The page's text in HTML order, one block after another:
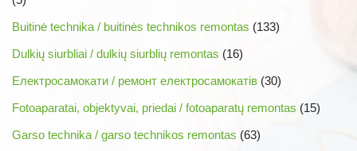
Buitinė technika / buitinės technikos remontas (133)
Dulkių siurbliai / dulkių siurblių remontas (16)
Електросамокати / ремонт електросамокатів (30)
Fotoaparatai, objektyvai, priedai / fotoaparatų remontas (15)
Garso technika / garso technikos remontas (63)